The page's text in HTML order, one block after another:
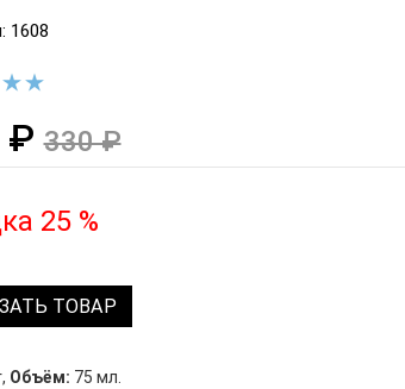
1608
₽330 ₽
25 %
ТОВАР
, Объём: 75 мл.